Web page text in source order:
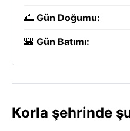
🌅 Gün Doğumu:
🌇 Gün Batımı:
Korla şehrinde